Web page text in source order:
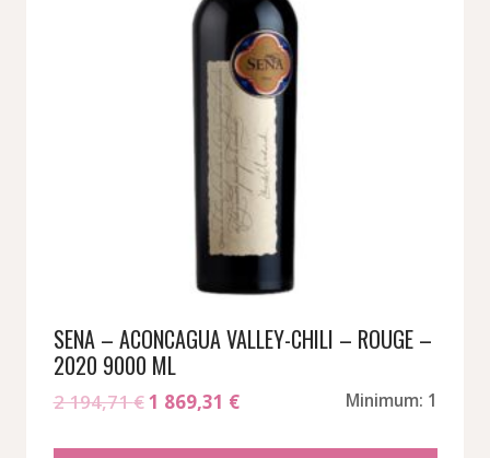
SENA – ACONCAGUA VALLEY-CHILI – ROUGE –
2020 9000 ML
2 194,71€Le
1 869,31 €Le
Minimum: 1